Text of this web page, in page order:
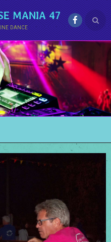
MANIA 47
dance